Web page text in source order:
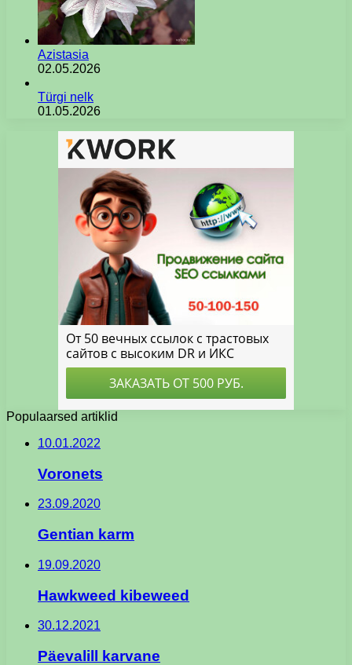
Azistasia
02.05.2026
Türgi nelk
01.05.2026
Populaarsed artiklid
10.01.2022
Voronets
23.09.2020
Gentian karm
19.09.2020
Hawkweed kibeweed
30.12.2021
Päevalill karvane